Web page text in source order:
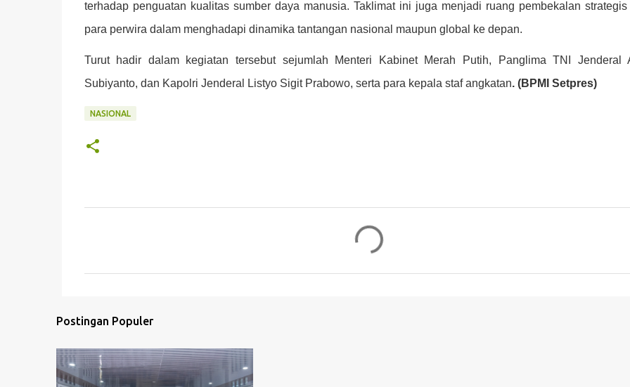
terhadap penguatan kualitas sumber daya manusia. Taklimat ini juga menjadi ruang pembekalan
para perwira dalam menghadapi dinamika tantangan nasional maupun global ke depan.
Turut hadir dalam kegiatan tersebut sejumlah Menteri Kabinet Merah Putih, Panglima TNI Jenderal
Subiyanto, dan Kapolri Jenderal Listyo Sigit Prabowo, serta para kepala staf angkatan. (BPMI Setpres)
NASIONAL
t
a
r
Postingan Populer